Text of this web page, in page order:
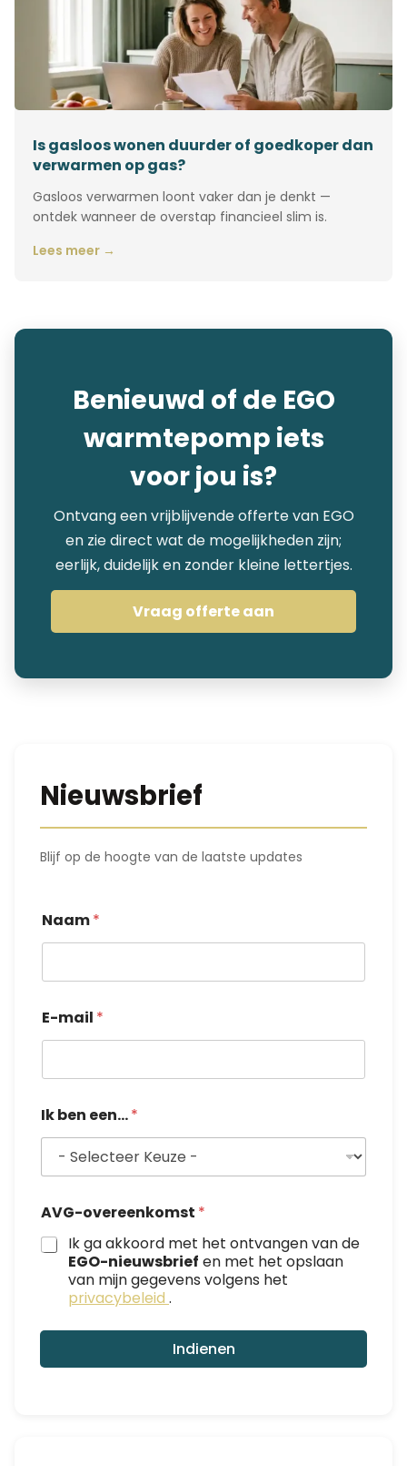
Is gasloos wonen duurder of goedkoper dan
verwarmen op gas?
Gasloos verwarmen loont vaker dan je denkt —
ontdek wanneer de overstap financieel slim is.
Lees meer →
Benieuwd of de EGO
warmtepomp iets
voor jou is?
Ontvang een vrijblijvende offerte van EGO
en zie direct wat de mogelijkheden zijn;
eerlijk, duidelijk en zonder kleine lettertjes.
Vraag offerte aan
Nieuwsbrief
Blijf op de hoogte van de laatste updates
Naam*
E-mail *
e
n
.
E
-
m
a
e
.
Ik ben een...*
AVG-overeenkomst *
Ik ga akkoord met het ontvangen van de
EGO-nieuwsbrief en met het opslaan
van mijn gegevens volgens het
privacybeleid .
Indienen